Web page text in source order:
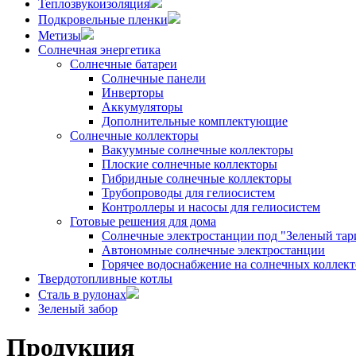
Теплозвукоизоляция
Подкровельные пленки
Метизы
Солнечная энергетика
Солнечные батареи
Солнечные панели
Инверторы
Аккумуляторы
Дополнительные комплектующие
Солнечные коллекторы
Вакуумные солнечные коллекторы
Плоские солнечные коллекторы
Гибридные солнечные коллекторы
Трубопроводы для гелиосистем
Контроллеры и насосы для гелиосистем
Готовые решения для дома
Солнечные электростанции под "Зеленый
Автономные солнечные электростанции
Горячее водоснабжение на солнечных
Твердотопливные котлы
Сталь в рулонах
Зеленый забор
Продукция